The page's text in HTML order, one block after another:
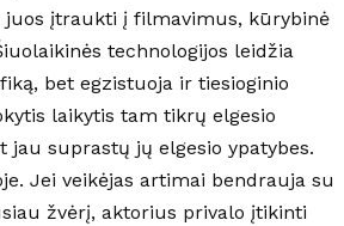
juos įtraukti į filmavimus, kūrybinė
technologijos leidžia
bet egzistuoja ir tiesioginio
laikytis tam tikrų elgesio
suprastų jų elgesio ypatybes.
Jei veikėjas artimai bendrauja su
žvėrį, aktorius privalo įtikinti